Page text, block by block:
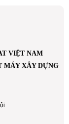
VIỆT NAM
MÁY XÂY DỰNG